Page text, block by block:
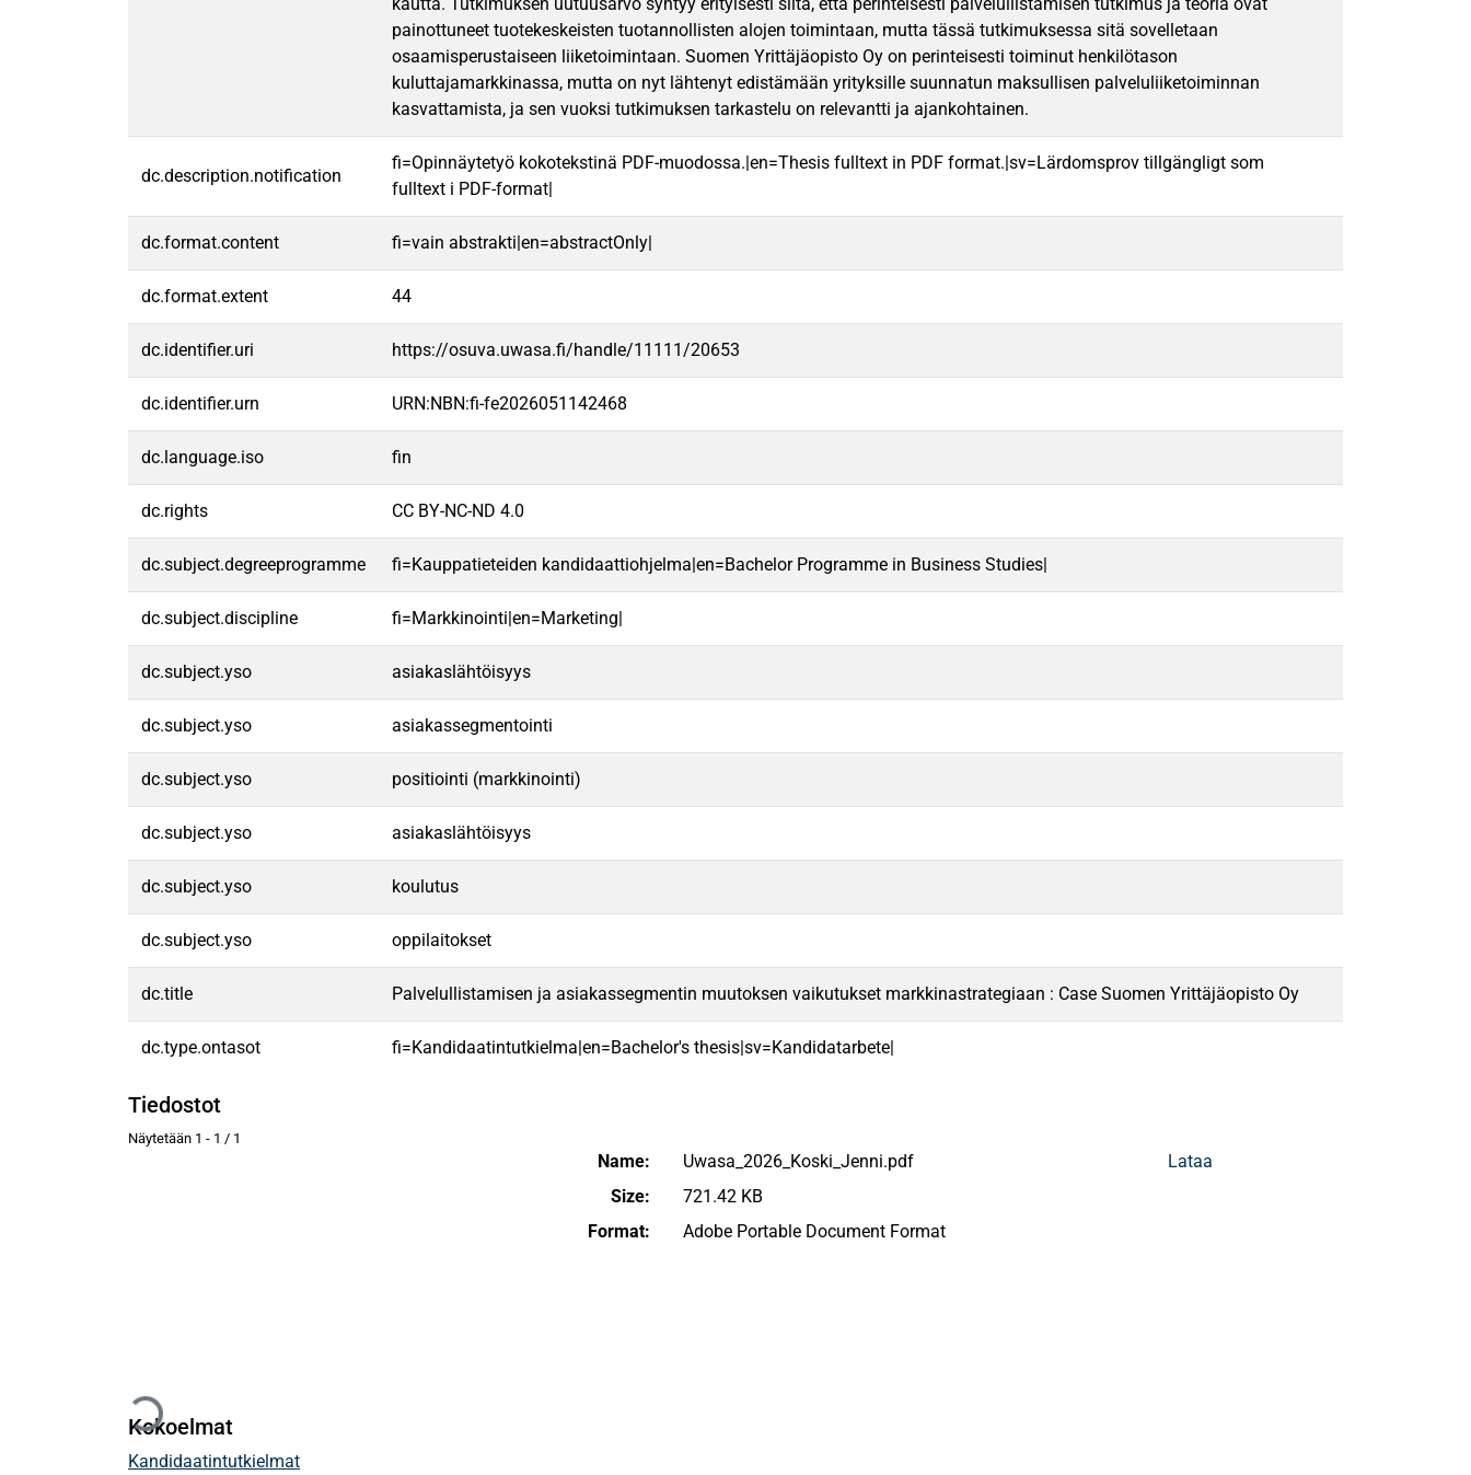
painottuneet tuotekeskeisten tuotannollisten alojen toimintaan, mutta tässä tutkimuksessa sitä sovelletaan
osaamisperustaiseen liiketoimintaan. Suomen Yrittäjäopisto Oy on perinteisesti toiminut henkilötason
kuluttajamarkkinassa, mutta on nyt lähtenyt edistämään yrityksille suunnatun maksullisen palveluliiketoiminnan
kasvattamista, ja sen vuoksi tutkimuksen tarkastelu on relevantti ja ajankohtainen.
dc.description.notification
fi=Opinnäytetyö kokotekstinä PDF-muodossa.|en=Thesis fulltext in PDF format.|sv=Lärdomsprov tillgängligt som
fulltext i PDF-format|
dc.format.content fi=vain abstrakti|en=abstractOnly|
dc.format.extent 44
dc.identifier.uri https://osuva.uwasa.fi/handle/11111/20653
dc.identifier.urn URN:NBN:fi-fe2026051142468
dc.language.iso fin
dc.rights CC BY-NC-ND 4.0
dc.subject.degreeprogramme fi=Kauppatieteiden kandidaattiohjelma|en=Bachelor Programme in Business Studies|
dc.subject.discipline fi=Markkinointi|en=Marketing|
dc.subject.yso asiakaslähtöisyys
dc.subject.yso asiakassegmentointi
dc.subject.yso positiointi (markkinointi)
dc.subject.yso asiakaslähtöisyys
dc.subject.yso koulutus
dc.subject.yso oppilaitokset
dc.title Palvelullistamisen ja asiakassegmentin muutoksen vaikutukset markkinastrategiaan : Case Suomen Yrittäjäopisto Oy
dc.type.ontasot fi=Kandidaatintutkielma|en=Bachelor's thesis|sv=Kandidatarbete|
Tiedostot
Näytetään 1 - 1 / 1
Ladataan...
Name:
Uwasa_2026_Koski_Jenni.pdf
Size:
721.42 KB
Format:
Adobe Portable Document Format
Lataa
Kokoelmat
Kandidaatintutkielmat